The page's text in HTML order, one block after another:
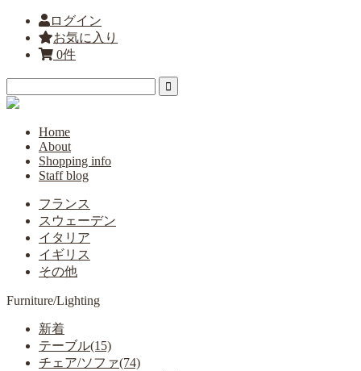
ログイン
お気に入り
0件
Home
About
Shopping info
Staff blog
フランス
スウェーデン
イタリア
イギリス
その他
Furniture/Lighting
新着
テーブル(15)
チェア/ソファ(74)